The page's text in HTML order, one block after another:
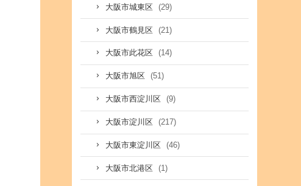
大阪市城東区 (29)
大阪市鶴見区 (21)
大阪市此花区 (14)
大阪市旭区 (51)
大阪市西淀川区 (9)
大阪市淀川区 (217)
大阪市東淀川区 (46)
大阪市北港区 (1)